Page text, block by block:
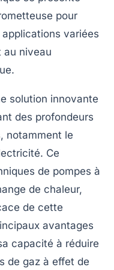
pour
variées
au niveau
solution innovante
des profondeurs
notamment le
. Ce
de pompes à
de chaleur,
de cette
avantages
capacité à réduire
de gaz à effet de